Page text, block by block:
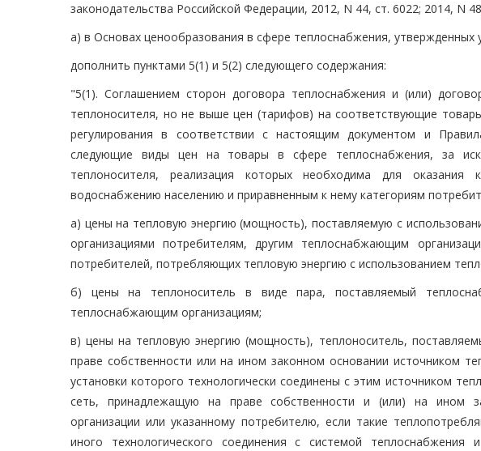
законодательства Российской Федерации, 2012, N 44, ст. 6022; 2014, N
а) в Основах ценообразования в сфере теплоснабжения, утвержденных
дополнить пунктами 5(1) и 5(2) следующего содержания:
"5(1). Соглашением сторон договора теплоснабжения и (или)
теплоносителя, но не выше цен (тарифов) на соответствующие
регулирования в соответствии с настоящим документом и
следующие виды цен на товары в сфере теплоснабжения, за
теплоносителя, реализация которых необходима для
водоснабжению населению и приравненным к нему категориям
а) цены на тепловую энергию (мощность), поставляемую с
организациями потребителям, другим теплоснабжающим
потребителей, потребляющих тепловую энергию с использованием
б) цены на теплоноситель в виде пара, поставляемый
теплоснабжающим организациям;
в) цены на тепловую энергию (мощность), теплоноситель,
праве собственности или на ином законном основании источником
установки которого технологически соединены с этим источником
сеть, принадлежащую на праве собственности и (или) на ином
организации или указанному потребителю, если такие
иного технологического соединения с системой